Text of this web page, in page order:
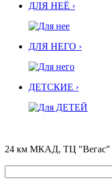
ДЛЯ НЕЁ ›
ДЛЯ НЕГО ›
ДЕТСКИЕ ›
24 км МКАД, ТЦ "Вегас"